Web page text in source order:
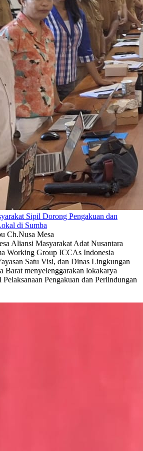
Sipil Dorong Pengakuan dan
di Sumba
Ch.Nusa Mesa
Aliansi Masyarakat Adat Nusantara
Working Group ICCAs Indonesia
Satu Visi, dan Dinas Lingkungan
Barat menyelenggarakan lokakarya
Pengakuan dan Perlindungan